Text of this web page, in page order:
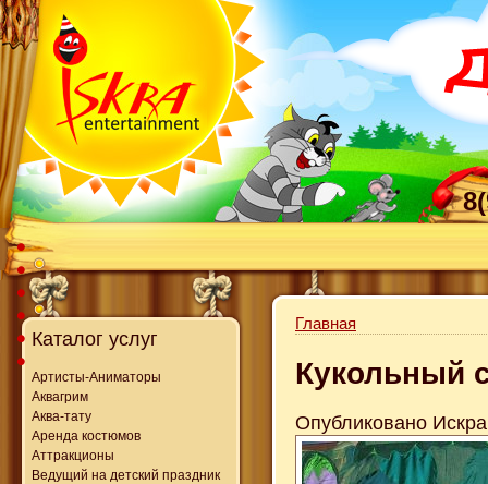
Каталог услуг
Артисты-Аниматоры
Аквагрим
Аква-тату
Аренда костюмов
Аттракционы
Ведущий на детский праздник
Главная
Кукольный
Опубликовано